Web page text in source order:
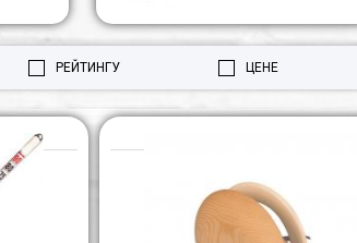
РЕЙТИНГУ ЦЕНЕ